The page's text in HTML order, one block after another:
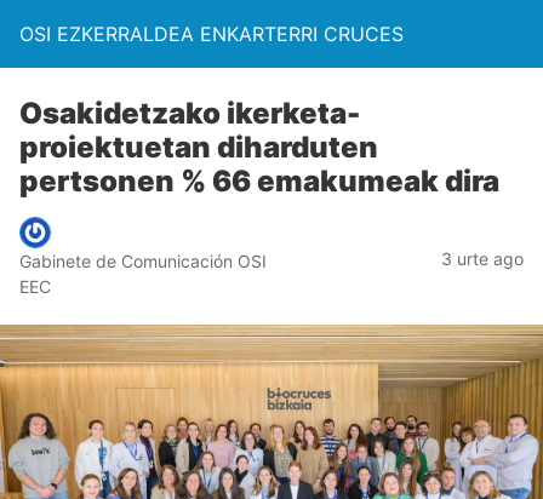
OSI EZKERRALDEA ENKARTERRI CRUCES
Osakidetzako ikerketa-
proiektuetan diharduten
pertsonen % 66 emakumeak dira
Gabinete de Comunicación OSI
EEC
3 urte ago